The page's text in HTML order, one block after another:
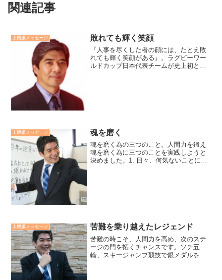
関連記事
上機嫌メッセージ 敗れても輝く笑顔
『人事を尽くした者の顔には、たとえ敗
れても輝く笑顔がある』。ラグビーワー
ルドカップ日本代表チームが史上初とな
上機嫌メッセージ 魂を磨く
魂を磨く為の三つのこと。人間力を鍛え
魂を磨く為に三つのことを実践しようと
決めました。1. 日々、何気ないことに感
上機嫌メッセージ 苦難を乗り越えたレジェンド
苦難の時こそ、人間力を高め、次のステ
ージの門を拓くチャンスです。ソチ五
輪、スキージャンプ競技で銀メダルを獲